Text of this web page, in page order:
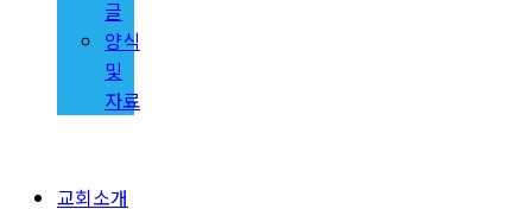
글
양식
및
자료
교회소개